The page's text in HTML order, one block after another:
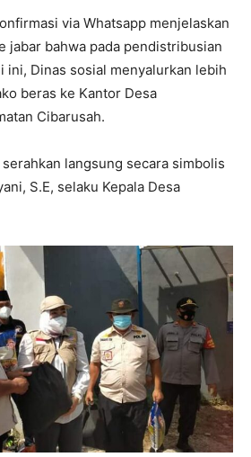
via Whatsapp menjelaskan
jabar bahwa pada pendistribusian
ini, Dinas sosial menyalurkan lebih
beras ke Kantor Desa
Cibarusah.
langsung secara simbolis
S.E, selaku Kepala Desa